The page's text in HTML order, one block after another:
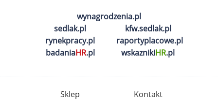
wynagrodzenia.pl
sedlak.pl
kfw.sedlak.pl
rynekpracy.pl
raportyplacowe.pl
badaniaHR.pl wskaznikiHR.pl
Sklep
Kontakt